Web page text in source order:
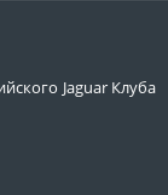
Jaguar Клуба